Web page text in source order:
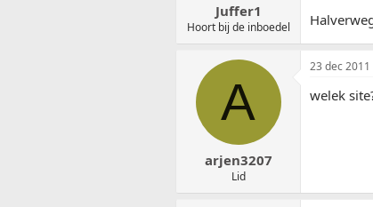
Juffer1
Hoort bij de inboedel
A
arjen3207
Lid
23 dec 2011
welek